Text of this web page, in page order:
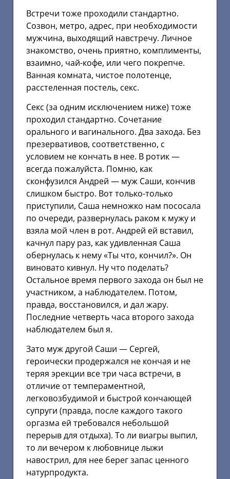
Встречи тоже проходили стандартно.
Созвон, метро, адрес, при необходимости
мужчина, выходящий навстречу. Личное
знакомство, очень приятно, комплименты,
взаимно, чай-кофе, или чего покрепче.
Ванная комната, чистое полотенце,
расстеленная постель, секс.
Секс (за одним исключением ниже) тоже
проходил стандартно. Сочетание
орального и вагинального. Два захода. Без
презервативов, соответственно, с
условием не кончать в нее. В ротик —
всегда пожалуйста. Помню, как
сконфузился Андрей — муж Саши, кончив
слишком быстро. Вот только-только
приступили, Саша немножко нам пососала
по очереди, развернулась раком к мужу и
взяла мой член в рот. Андрей ей вставил,
качнул пару раз, как удивленная Саша
обернулась к нему «Ты что, кончил?». Он
виновато кивнул. Ну что поделать?
Остальное время первого захода он был не
участником, а наблюдателем. Потом,
правда, восстановился, и дал жару.
Последние четверть часа второго захода
наблюдателем был я.
Зато муж другой Саши — Сергей,
героически продержался не кончая и не
теряя эрекции все три часа встречи, в
отличие от темпераментной,
легковозбудимой и быстрой кончающей
супруги (правда, после каждого такого
оргазма ей требовался небольшой
перерыв для отдыха). То ли виагры выпил,
то ли вечером к любовнице лыжи
навострил, для нее берег запас ценного
натурпродукта.